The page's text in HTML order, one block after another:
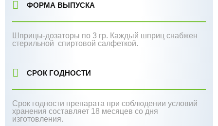
ФОРМА ВЫПУСКА
Шприцы-дозаторы по 3 гр. Каждый шприц снабжен
стерильной спиртовой салфеткой.
СРОК ГОДНОСТИ
Срок годности препарата при соблюдении условий
хранения составляет 18 месяцев со дня
изготовления.